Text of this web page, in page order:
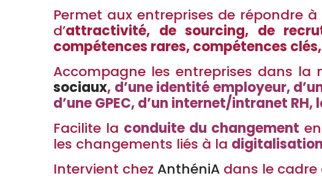
Permet aux entreprises de répondre
d’attractivité, de sourcing, de
compétences rares, compétences clés,
Accompagne les entreprises dans la
sociaux, d’une identité employeur,
d’une GPEC, d’un internet/intranet RH,
Facilite la conduite du changement
les changements liés à la
Intervient chez AnthéniA dans le cadre